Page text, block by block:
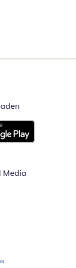
Öffnet in
Fenster
Media
Fenster
neuem Fenster